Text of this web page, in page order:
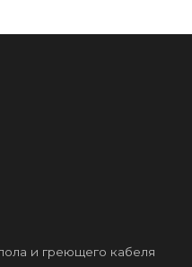
и греющего кабеля